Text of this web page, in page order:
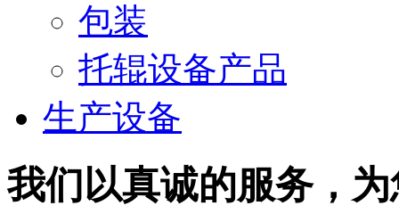
包装
托辊设备产品
生产设备
我们以真诚的服务，